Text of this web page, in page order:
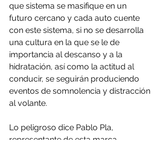
que sistema se masifique en un
futuro cercano y cada auto cuente
con este sistema, si no se desarrolla
una cultura en la que se le de
importancia al descanso y a la
hidratación, así como la actitud al
conducir, se seguirán produciendo
eventos de somnolencia y distracción
al volante.
Lo peligroso dice Pablo Pla,
representante de esta marca